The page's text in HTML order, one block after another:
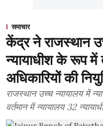
समाचार
केंद्र ने राजस्थान
न्यायाधीश के रूप में
अधिकारियों की
राजस्थान उच्च न्यायालय में
वर्तमान में न्यायालय 32